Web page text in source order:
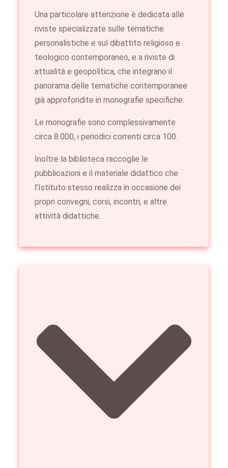
Una particolare attenzione è dedicata alle
riviste specializzate sulle tematiche
personalistiche e sul dibattito religioso e
teologico contemporaneo, e a riviste di
attualità e geopolitica, che integrano il
panorama delle tematiche contemporanee
già approfondite in monografie specifiche.
Le monografie sono complessivamente
circa 8.000, i periodici correnti circa 100.
Inoltre la biblioteca raccoglie le
pubblicazioni e il materiale didattico che
l’Istituto stesso realizza in occasione dei
propri convegni, corsi, incontri, e altre
attività didattiche.